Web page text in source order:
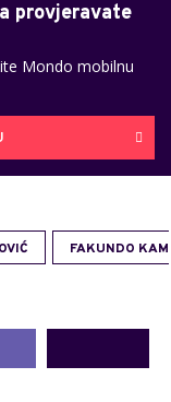
provjeravate
Mondo mobilnu
FAKUNDO